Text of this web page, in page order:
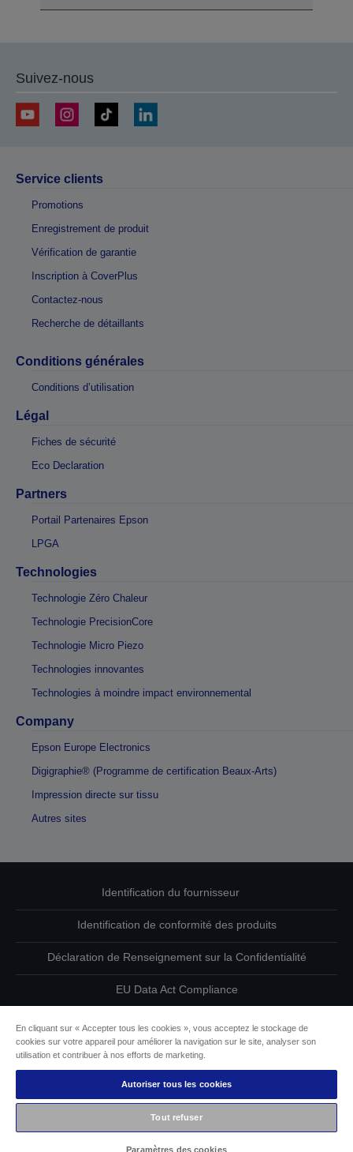
Suivez-nous
Service clients
Promotions
Enregistrement de produit
Vérification de garantie
Inscription à CoverPlus
Contactez-nous
Recherche de détaillants
Conditions générales
Conditions d’utilisation
Légal
Fiches de sécurité
Eco Declaration
Partners
Portail Partenaires Epson
LPGA
Technologies
Technologie Zéro Chaleur
Technologie PrecisionCore
Technologie Micro Piezo
Technologies innovantes
Technologies à moindre impact environnemental
Company
Epson Europe Electronics
Digigraphie® (Programme de certification Beaux-Arts)
Impression directe sur tissu
Autres sites
Identification du fournisseur
Identification de conformité des produits
Déclaration de Renseignement sur la Confidentialité
EU Data Act Compliance
Informations sur les cookies
L’engagement d’Epson pour l’accessibilité
Copyright © 2026 Seiko Epson
En cliquant sur « Accepter tous les cookies », vous acceptez le stockage de
cookies sur votre appareil pour améliorer la navigation sur le site, analyser son
utilisation et contribuer à nos efforts de marketing.
Autoriser tous les cookies
Tout refuser
Paramètres des cookies